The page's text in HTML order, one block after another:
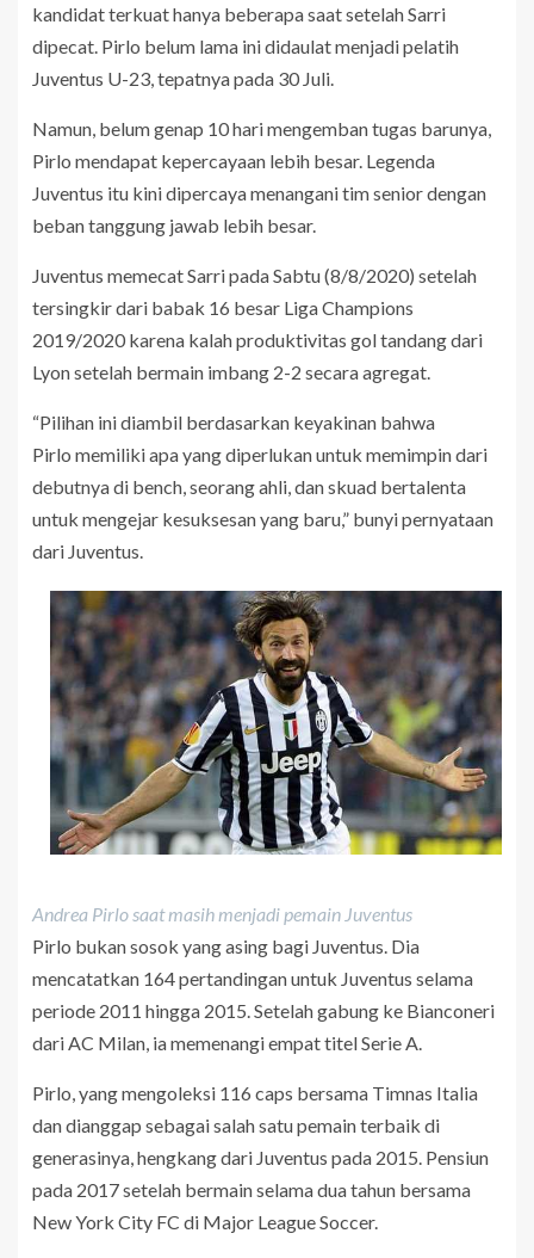
kandidat terkuat hanya beberapa saat setelah Sarri
dipecat. Pirlo belum lama ini didaulat menjadi pelatih
Juventus U-23, tepatnya pada 30 Juli.
Namun, belum genap 10 hari mengemban tugas barunya,
Pirlo mendapat kepercayaan lebih besar. Legenda
Juventus itu kini dipercaya menangani tim senior dengan
beban tanggung jawab lebih besar.
Juventus memecat Sarri pada Sabtu (8/8/2020) setelah
tersingkir dari babak 16 besar Liga Champions
2019/2020 karena kalah produktivitas gol tandang dari
Lyon setelah bermain imbang 2-2 secara agregat.
“Pilihan ini diambil berdasarkan keyakinan bahwa
Pirlo memiliki apa yang diperlukan untuk memimpin dari
debutnya di bench, seorang ahli, dan skuad bertalenta
untuk mengejar kesuksesan yang baru,” bunyi pernyataan
dari Juventus.
Andrea Pirlo saat masih menjadi pemain Juventus
Pirlo bukan sosok yang asing bagi Juventus. Dia
mencatatkan 164 pertandingan untuk Juventus selama
periode 2011 hingga 2015. Setelah gabung ke Bianconeri
dari AC Milan, ia memenangi empat titel Serie A.
Pirlo, yang mengoleksi 116 caps bersama Timnas Italia
dan dianggap sebagai salah satu pemain terbaik di
generasinya, hengkang dari Juventus pada 2015. Pensiun
pada 2017 setelah bermain selama dua tahun bersama
New York City FC di Major League Soccer.